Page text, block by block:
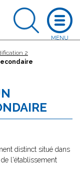
2
distinct situé dans
l'établissement